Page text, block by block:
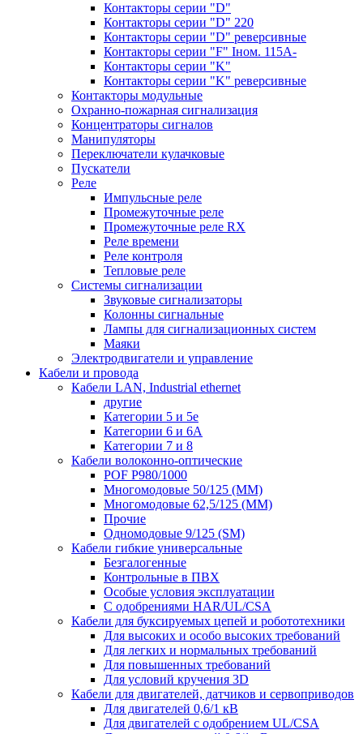
Контакторы серии "D"
Контакторы серии "D" 220
Контакторы серии "D" реверсивные
Контакторы серии "F" Iном. 115А-
Контакторы серии "K"
Контакторы серии "K" реверсивные
Контакторы модульные
Охранно-пожарная сигнализация
Концентраторы сигналов
Манипуляторы
Переключатели кулачковые
Пускатели
Реле
Импульсные реле
Промежуточные реле
Промежуточные реле RX
Реле времени
Реле контроля
Тепловые реле
Системы сигнализации
Звуковые сигнализаторы
Колонны сигнальные
Лампы для сигнализационных систем
Маяки
Электродвигатели и управление
Кабели и провода
Кабели LAN, Industrial ethernet
другие
Категории 5 и 5е
Категории 6 и 6A
Категории 7 и 8
Кабели волоконно-оптические
POF P980/1000
Многомодовые 50/125 (ММ)
Многомодовые 62,5/125 (ММ)
Прочие
Одномодовые 9/125 (SM)
Кабели гибкие универсальные
Безгалогенные
Контрольные в ПВХ
Особые условия эксплуатации
С одобрениями HAR/UL/CSA
Кабели для буксируемых цепей и робототехники
Для высоких и особо высоких требований
Для легких и нормальных требований
Для повышенных требований
Для условий кручения 3D
Кабели для двигателей, датчиков и сервоприводов
Для двигателей 0,6/1 кВ
Для двигателей с одобрением UL/CSA